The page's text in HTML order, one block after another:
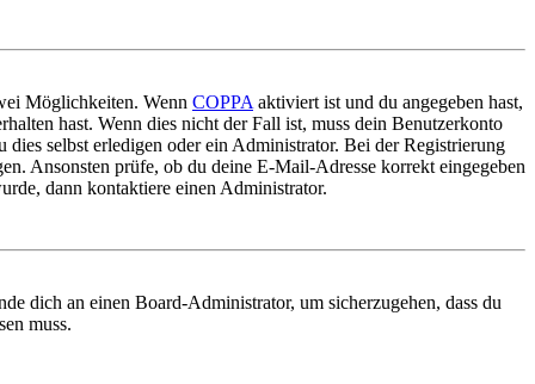
Möglichkeiten. Wenn COPPA aktiviert ist und du angegeben hast,
hast. Wenn dies nicht der Fall ist, muss dein Benutzerkonto
selbst erledigen oder ein Administrator. Bei der Registrierung
Ansonsten prüfe, ob du deine E-Mail-Adresse korrekt eingegeben
dann kontaktiere einen Administrator.
dich an einen Board-Administrator, um sicherzugehen, dass du
muss.